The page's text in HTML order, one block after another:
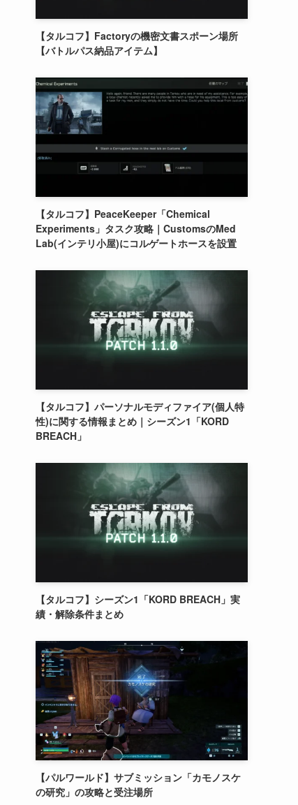
【タルコフ】Factoryの機密文書スポーン場所
【バトルパス納品アイテム】
【タルコフ】PeaceKeeper「Chemical
Experiments」タスク攻略｜CustomsのMed
Lab(インテリ小屋)にコルゲートホースを設置
【タルコフ】パーソナルモディファイア(個人特
性)に関する情報まとめ｜シーズン1「KORD
BREACH」
【タルコフ】シーズン1「KORD BREACH」実
績・解除条件まとめ
【パルワールド】サブミッション「カモノスケ
の研究」の攻略と受注場所